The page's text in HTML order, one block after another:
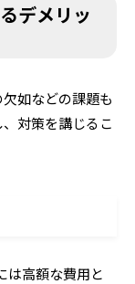
デメリッ
如などの課題も
対策を講じるこ
は高額な費用と